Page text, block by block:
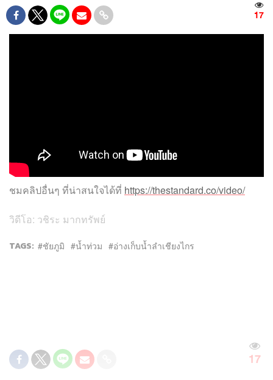
17
ชมคลิปอื่นๆ ที่น่าสนใจได้ที่ https://thestandard.co/video/
วิดีโอ: วชิระ มากทรัพย์
TAGS: ชัยภูมิ น้ำท่วม อ่างเก็บน้ำลำเชียงไกร
17